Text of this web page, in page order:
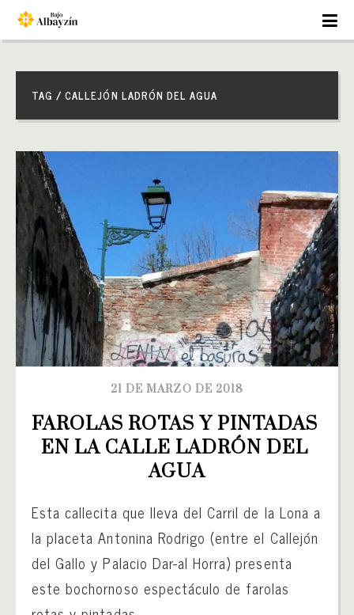
TAG / CALLEJÓN LADRÓN DEL AGUA
21 DE MARZO DE 2018
FAROLAS ROTAS Y PINTADAS
EN LA CALLE LADRÓN DEL
AGUA
Esta callecita que lleva del Carril de la Lona a
la placeta Antonina Rodrigo (entre el Callejón
del Gallo y Palacio Dar-al Horra) presenta
este bochornoso espectáculo de farolas